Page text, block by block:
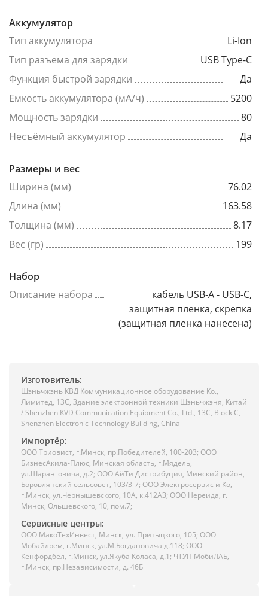
Аккумулятор
Тип аккумулятора
Li-Ion
Тип разъема для зарядки
USB Type-C
Функция быстрой зарядки
Да
Емкость аккумулятора (мА/ч)
5200
Мощность зарядки
80
Несъёмный аккумулятор
Да
Размеры и вес
Ширина (мм)
76.02
Длина (мм)
163.58
Толщина (мм)
8.17
Вес (гр)
199
Набор
Описание набора
кабель USB-A - USB-C,
защитная пленка, скрепка
(защитная пленка нанесена)
Изготовитель:
Шэньчжэнь КВД Коммуникационное оборудование Ко.,
Лимитед, 13C, Здание электронной техники Шэньчжэня, Китай
/ Shenzhen KVD Communication Equipment Co., Ltd., 13C, Block C,
Shenzhen Electronic Technology Building, China
Импортёр:
ООО Триовист, г.Минск, пр.Победителей, 100-203; ООО
БизнесАкила-Плюс, Минская область, г.Мядель,
ул.Шаранговича, д.2; ООО АйТи Дистрибуция, Минский район,
Боровлянский сельсовет, 103/3-7; ООО Электросервис и Ко,
г.Минск, ул.Чернышевского, 10А, к.412АЗ; ООО Нереида, г.
Минск, Ольшевского, 10, пом.7;
Сервисные центры:
ООО МакоТехИнвест, Минск, ул. Притыцкого, 105; ООО
Мобайлрем, г.Минск, ул.М.Богдановича д.118; ООО
Кенфордбел, г.Минск, ул.Якуба Коласа, д.1; ЧТУП МобиЛАБ,
г.Минск, пр.Независимости, д. 46Б